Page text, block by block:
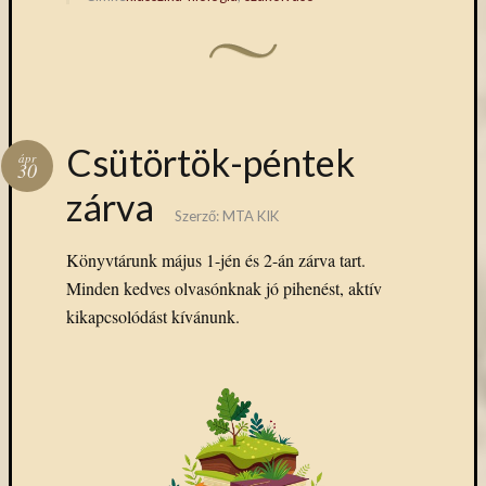
Csütörtök-péntek
zárva
ápr
30
Szerző: MTA KIK
Könyvtárunk május 1-jén és 2-án zárva tart.
Minden kedves olvasónknak jó pihenést, aktív
kikapcsolódást kívánunk.